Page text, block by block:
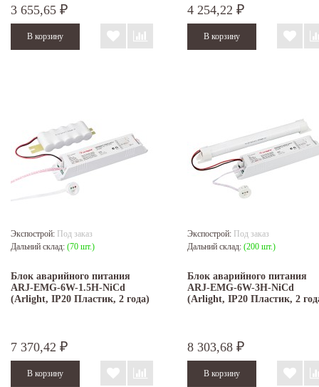
3 655,65 ₽ 4 254,22 ₽
Экспострой: Под заказ
Дальний склад: (70 шт.)
Блок аварийного питания
ARJ-EMG-6W-1.5H-NiCd
(Arlight, IP20 Пластик, 2 года)
7 370,42 ₽
Экспострой: Под заказ
Дальний склад: (200 шт.)
Блок аварийного питания
ARJ-EMG-6W-3H-NiCd
(Arlight, IP20 Пластик, 2
8 303,68 ₽